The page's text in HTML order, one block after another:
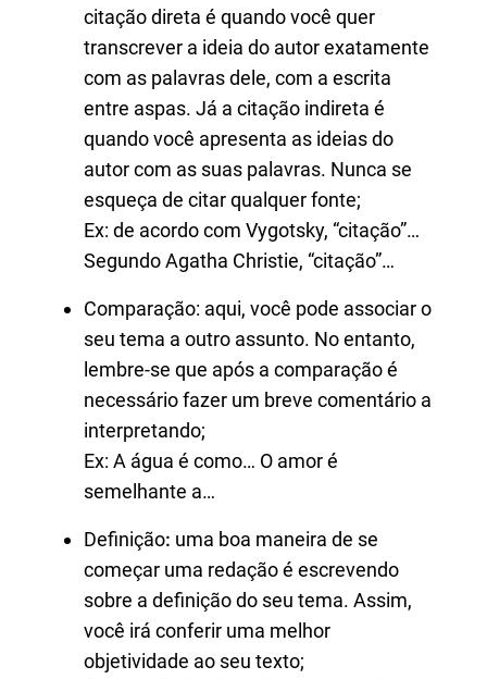
citação direta é quando você quer
transcrever a ideia do autor exatamente
com as palavras dele, com a escrita
entre aspas. Já a citação indireta é
quando você apresenta as ideias do
autor com as suas palavras. Nunca se
esqueça de citar qualquer fonte;
Ex: de acordo com Vygotsky, “citação”…
Segundo Agatha Christie, “citação”…
Comparação: aqui, você pode associar o
seu tema a outro assunto. No entanto,
lembre-se que após a comparação é
necessário fazer um breve comentário a
interpretando;
Ex: A água é como… O amor é
semelhante a…
Definição: uma boa maneira de se
começar uma redação é escrevendo
sobre a definição do seu tema. Assim,
você irá conferir uma melhor
objetividade ao seu texto;